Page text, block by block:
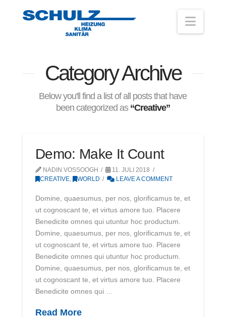
Category Archive
Below you'll find a list of all posts that have
been categorized as “Creative”
Demo: Make It Count
NADIN VOSSOOGH
11. JULI 2018
CREATIVE, WORLD LEAVE A COMMENT
Domine, quaesumus, per nos, glorificamus te, et
ut cognoscant te, et virtus amore tuo. Placere
Benedicite omnes qui utuntur hoc productum.
Domine, quaesumus, per nos, glorificamus te, et
ut cognoscant te, et virtus amore tuo. Placere
Benedicite omnes qui utuntur hoc productum.
Domine, quaesumus, per nos, glorificamus te, et
ut cognoscant te, et virtus amore tuo. Placere
Benedicite omnes qui …
Read More